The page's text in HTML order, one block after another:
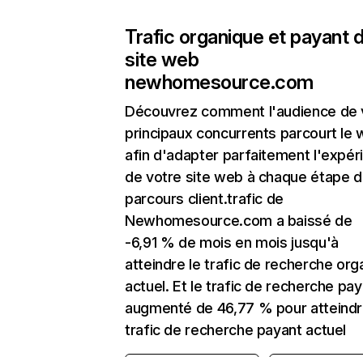
Trafic organique et payant
site web
newhomesource.com
Découvrez comment l'audience de
principaux concurrents parcourt le
afin d'adapter parfaitement
de votre site web à chaque étape
parcours client.trafic de
Newhomesource.com a baissé de
-6,91 % de mois en mois jusqu'à
atteindre le trafic de recherche
actuel. Et le trafic de recherche
augmenté de 46,77 % pour
trafic de recherche payant actuel